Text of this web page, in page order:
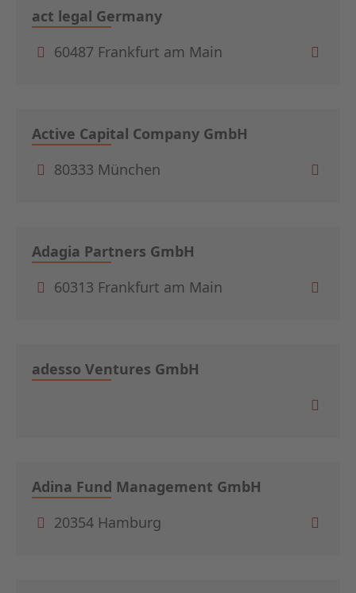
act legal Germany
60487 Frankfurt am Main
Active Capital Company GmbH
80333 München
Adagia Partners GmbH
60313 Frankfurt am Main
adesso Ventures GmbH
Adina Fund Management GmbH
20354 Hamburg